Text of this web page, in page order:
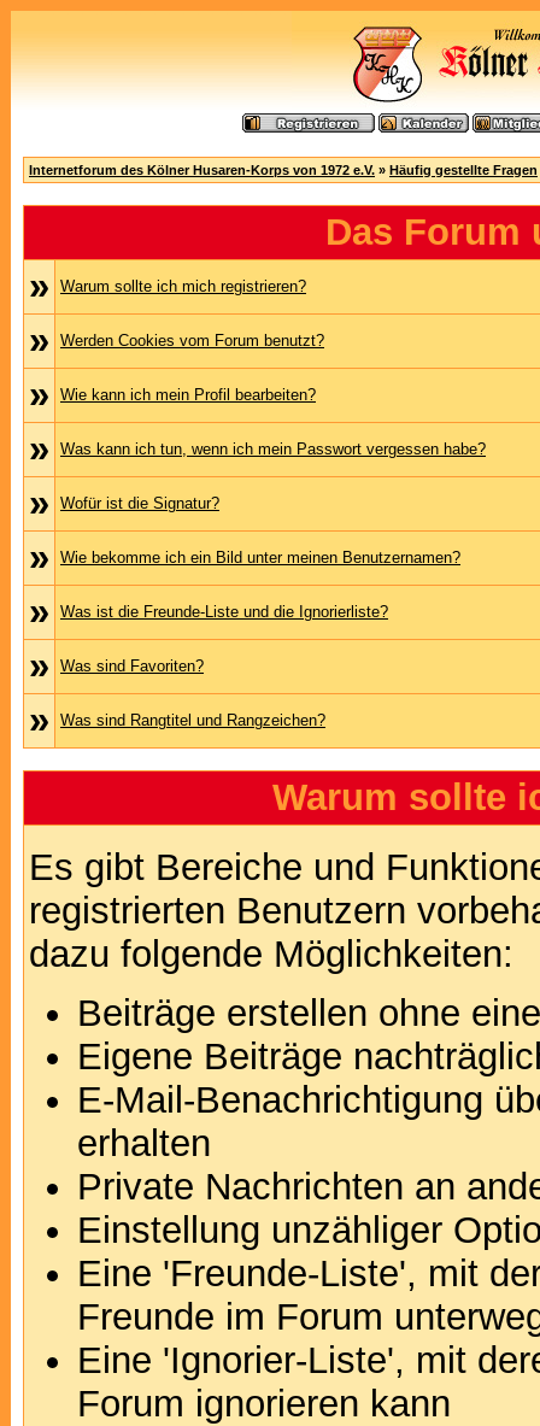
Internetforum des Kölner Husaren-Korps von 1972 e.V. » Häufig gestellte Fragen
Das Forum
»
Warum sollte ich mich registrieren?
» Werden Cookies vom Forum benutzt?
» Wie kann ich mein Profil bearbeiten?
» Was kann ich tun, wenn ich mein Passwort vergessen habe?
» Wofür ist die Signatur?
» Wie bekomme ich ein Bild unter meinen Benutzernamen?
» Was ist die Freunde-Liste und die Ignorierliste?
» Was sind Favoriten?
» Was sind Rangtitel und Rangzeichen?
Warum sollte
Es gibt Bereiche und
registrierten Benutzern
dazu folgende Möglichkeiten:
Beiträge erstellen ohne
Eigene Beiträge
E-Mail-Benachrichtigung
erhalten
Private Nachrichten an
Einstellung unzähliger
Eine 'Freunde-Liste', mit
Freunde im Forum
Eine 'Ignorier-Liste', mit
Forum ignorieren kann